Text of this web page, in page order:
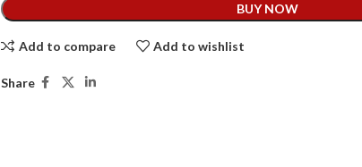
BUY NOW
Add to compare Add to wishlist
Share